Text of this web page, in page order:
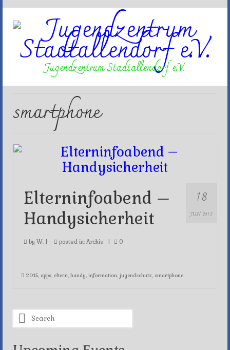
Jugendzentrum Stadtallendorf e.V.
smartphone
18
JUN 2015
Elterninfoabend –
Handysicherheit
by W. posted in: Archiv 0
2015, apps, eltern, handy, information, jugendschutz, smartphone
Search
for: